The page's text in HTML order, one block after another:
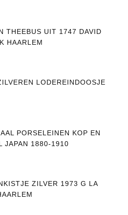
THEEBUS UIT 1747 DAVID
HAARLEM
LODEREINDOOSJE
PORSELEINEN KOP EN
JAPAN 1880-1910
ZILVER 1973 G LA